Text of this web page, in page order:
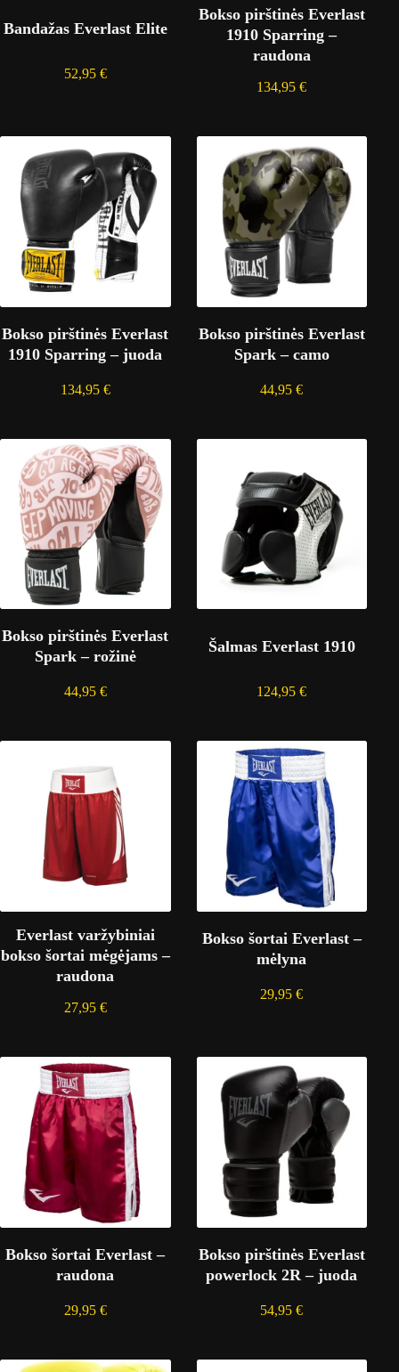
Bandažas Everlast Elite
52,95 €
Bokso pirštinės Everlast
1910 Sparring –
raudona
134,95€
Bokso pirštinės Everlast
1910 Sparring – juoda
134,95 €
Bokso pirštinės Everlast
Spark – camo
44,95€
Bokso pirštinės Everlast
Spark – rožinė
44,95 €
Šalmas Everlast 1910
124,95€
Everlast varžybiniai
bokso šortai mėgėjams –
raudona
27,95 €
Bokso šortai Everlast –
mėlyna
29,95€
Bokso šortai Everlast –
raudona
29,95 €
Bokso pirštinės Everlast
powerlock 2R – juoda
54,95€